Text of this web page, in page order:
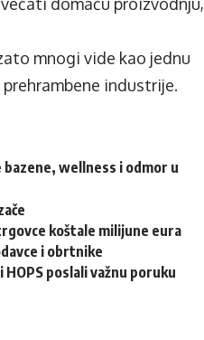
domaću proizvodnju,
mnogi vide kao jednu
industrije.
wellness i odmor u
koštale milijune eura
i obrtnike
poslali važnu poruku